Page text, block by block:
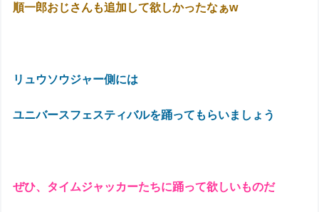
順一郎おじさんも追加して欲しかったなぁw
リュウソウジャー側には
ユニバースフェスティバルを踊ってもらいましょう
ぜひ、タイムジャッカーたちに踊って欲しいものだ